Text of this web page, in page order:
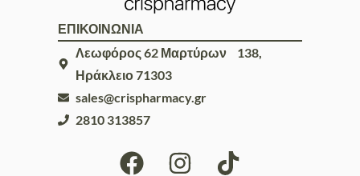
ΕΠΙΚΟΙΝΩΝΙΑ
Λεωφόρος 62 Μαρτύρων 138,
Ηράκλειο 71303
sales@crispharmacy.gr
2810 313857